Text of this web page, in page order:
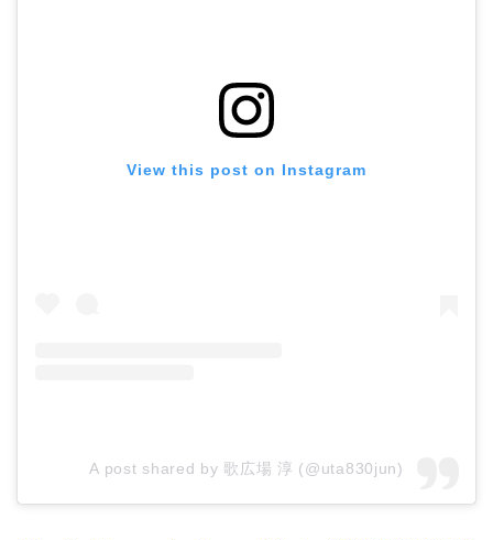
View this post on Instagram
A post shared by 歌広場 淳 (@uta830jun)